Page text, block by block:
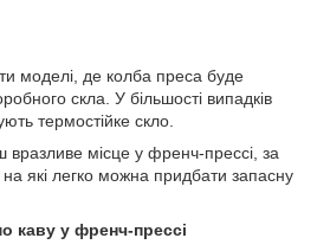
де колба преса буде
скла. У більшості випадків
термостійке скло.
місце у френч-прессі, за
які легко можна придбати запасну
каву у френч-прессі